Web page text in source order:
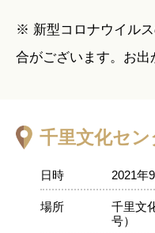
※ 新型コロナウイル
合がございます。お
千里文化セン
日時 2021年
場所
千里文
号）